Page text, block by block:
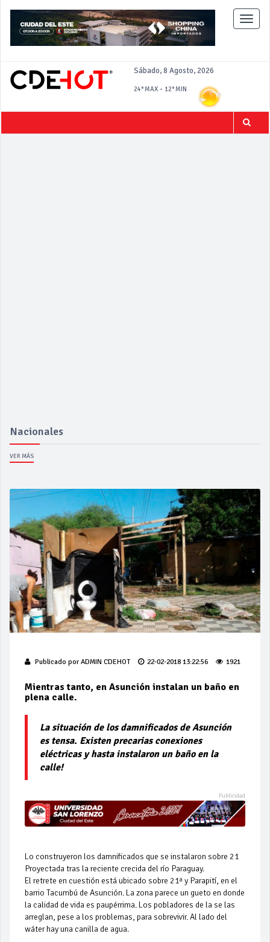
Sábado, 8 Agosto, 2026
24°MAX - 12°MIN
Toggle
Nacionales
VER MÁS
Publicado por ADMIN CDEHOT 22-02-2018 13:22:56 1921
Mientras tanto, en Asunción instalan un baño en
plena calle.
La situación de los damnificados de Asunción
es tensa. Existen precarias conexiones
eléctricas y hasta instalaron un baño en la
calle!
Lo construyeron los damnificados que se instalaron sobre 21
Proyectada tras la reciente crecida del río Paraguay.
El retrete en cuestión está ubicado sobre 21ª y Parapití, en el
barrio Tacumbú de Asunción. La zona parece un gueto en donde
la calidad de vida es paupérrima. Los pobladores de la se las
arreglan, pese a los problemas, para sobrevivir. Al lado del
wáter hay una canilla de agua.